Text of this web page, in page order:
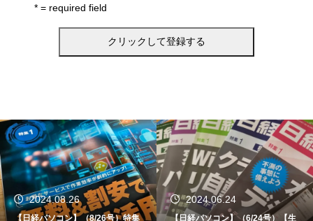
* = required field
2024.06.24
【日経パソコン】（6/24号）【生
2024.06.12
【書籍】ゼロからはじめる なるほ